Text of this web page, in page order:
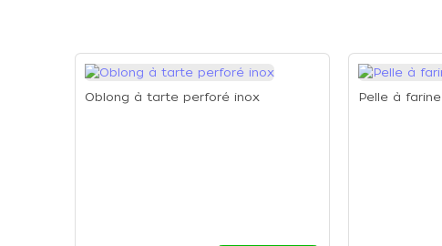
Oblong à tarte perforé inox Pelle à